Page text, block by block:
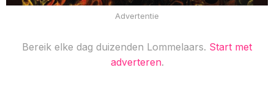
Advertentie
Bereik elke dag duizenden Lommelaars. Start met
adverteren.